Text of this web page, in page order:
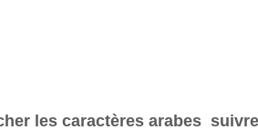
les caractères arabes